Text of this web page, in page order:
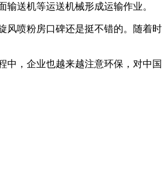
送机等运送机械形成运输作业。
喷粉房口碑还是挺不错的。随着
，企业也越来越注意环保，对中